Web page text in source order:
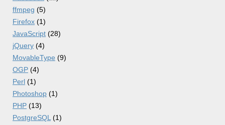
ffmpeg (5)
Firefox (1)
JavaScript (28)
jQuery (4)
MovableType (9)
OGP (4)
Perl (1)
Photoshop (1)
PHP (13)
PostgreSQL (1)